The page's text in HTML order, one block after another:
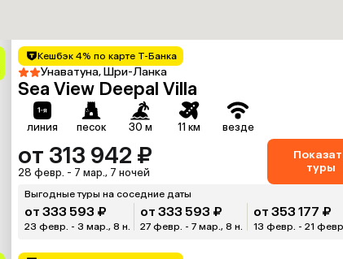
Кешбэк 4% по карте Т-Банка
Унаватуна, Шри-Ланка
Sea View Deepal Villa
линия песок 30 м 11 км везде
от 313 942 ₽
28 февр. - 7 мар., 7 ночей
туры
Выгодные туры на соседние даты
от 333 593 ₽
23 февр. - 3 мар., 8 н.
от 333 593 ₽
27 февр. - 7 мар., 8 н.
от 353 177 ₽
13 февр. - 21